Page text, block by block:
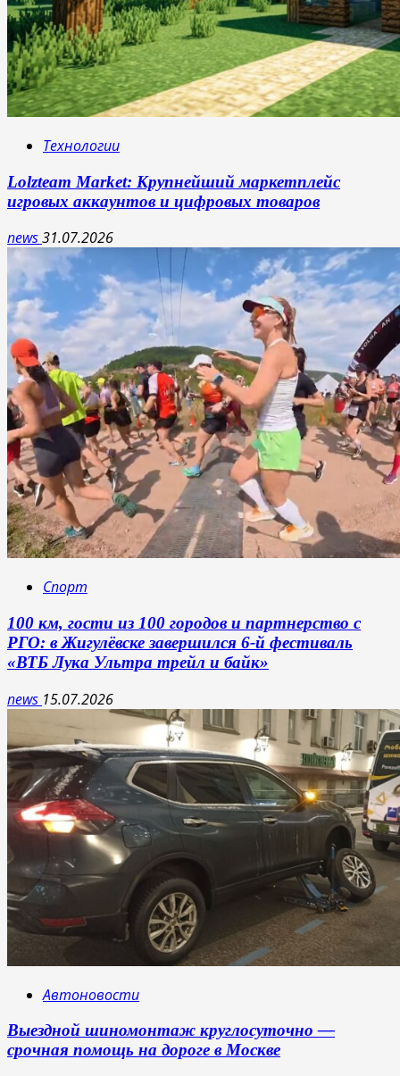
Технологии
Lolzteam Market: Крупнейший маркетплейс
игровых аккаунтов и цифровых товаров
news31.07.2026
Спорт
100 км, гости из 100 городов и партнерство с
РГО: в Жигулёвске завершился 6-й фестиваль
«ВТБ Лука Ультра трейл и байк»
news 15.07.2026
Автоновости
Выездной шиномонтаж круглосуточно —
срочная помощь на дороге в Москве